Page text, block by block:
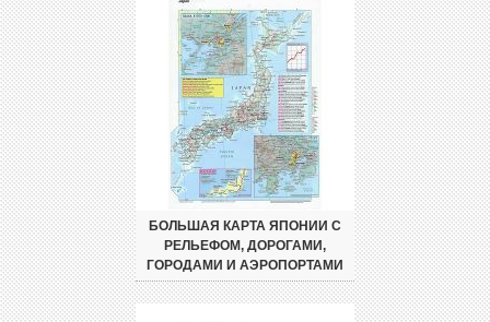
БОЛЬШАЯ КАРТА ЯПОНИИ С
РЕЛЬЕФОМ, ДОРОГАМИ,
ГОРОДАМИ И АЭРОПОРТАМИ